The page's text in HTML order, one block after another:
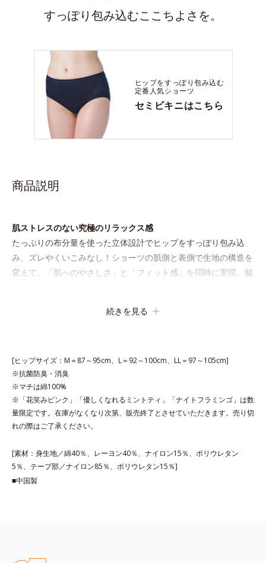
すっぽり包み込むここちよさを。
ヒップをすっぽり包み込む
定番人気ショーツ
セミビキニはこちら
商品説明
肌ストレスのない究極のリラックス感
たっぷりの布分量を使った立体設計でヒップをすっぽり包み込
み、ズレやくいこみなし！ショーツの肌側と表側で生地の構造を
変えて、「肌へのやさしさ」と「フィット感」を同時に実現。脇
続きを見る
[ヒップサイズ：M＝87～95cm、L＝92～100cm、LL＝97～105cm]
※抗菌防臭・消臭
※マチは綿100%
※「花笑みピンク」「優しくなれるミントティ」「ナイトフラミンゴ」は数
量限定です。在庫がなくなり次第、販売終了とさせていただきます。売り切
れの際はご了承ください。
[素材：身生地／綿40％、レーヨン40％、ナイロン15％、ポリウレタン
5％、テープ部／ナイロン85％、ポリウレタン15％]
■中国製